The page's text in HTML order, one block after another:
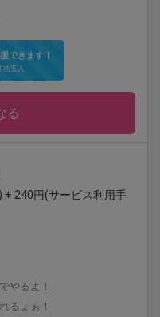
できます！
捨五入
る
+ 240円(サービス利用手
やるよ！
るょぉ！